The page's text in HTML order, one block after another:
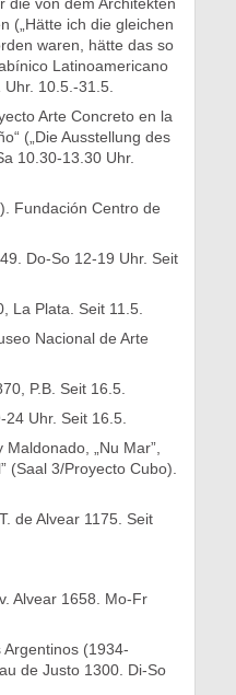
(„Hätte ich die gleichen
waren, hätte das so
Latinoamericano
10.5.-31.5.
Arte Concreto en la
(„Die Ausstellung des
10.30-13.30 Uhr.
Fundación Centro de
Do-So 12-19 Uhr. Seit
La Plata. Seit 11.5.
Nacional de Arte
P.B. Seit 16.5.
Uhr. Seit 16.5.
„Nu Mar”,
(Saal 3/Proyecto Cubo).
de Alvear 1175. Seit
Alvear 1658. Mo-Fr
Argentinos (1934-
de Justo 1300. Di-So